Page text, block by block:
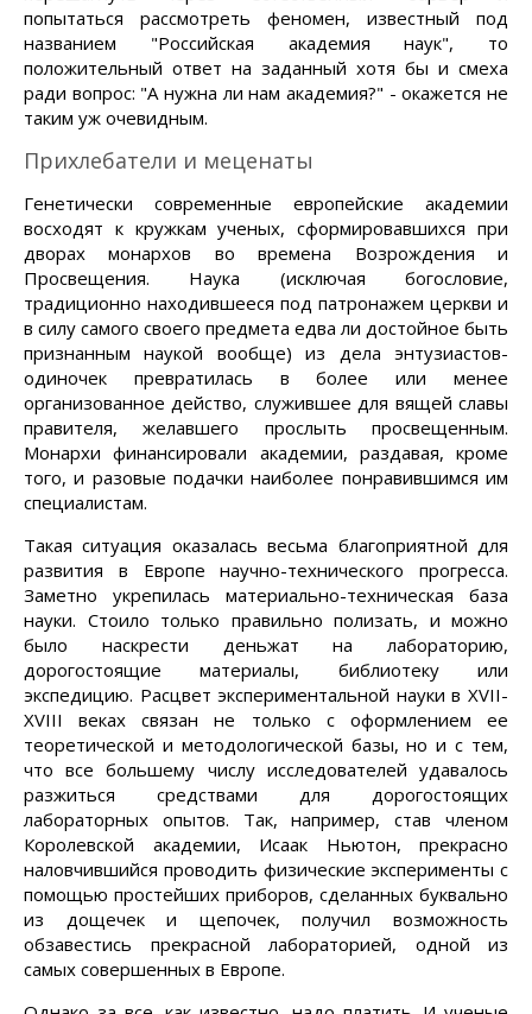
попытаться рассмотреть феномен, известный под
названием "Российская академия наук", то
положительный ответ на заданный хотя бы и смеха
ради вопрос: "А нужна ли нам академия?" - окажется не
таким уж очевидным.
Прихлебатели и меценаты
Генетически современные европейские академии
восходят к кружкам ученых, сформировавшихся при
дворах монархов во времена Возрождения и
Просвещения. Наука (исключая богословие,
традиционно находившееся под патронажем церкви и
в силу самого своего предмета едва ли достойное быть
признанным наукой вообще) из дела энтузиастов-
одиночек превратилась в более или менее
организованное действо, служившее для вящей славы
правителя, желавшего прослыть просвещенным.
Монархи финансировали академии, раздавая, кроме
того, и разовые подачки наиболее понравившимся им
специалистам.
Такая ситуация оказалась весьма благоприятной для
развития в Европе научно-технического прогресса.
Заметно укрепилась материально-техническая база
науки. Стоило только правильно полизать, и можно
было наскрести деньжат на лабораторию,
дорогостоящие материалы, библиотеку или
экспедицию. Расцвет экспериментальной науки в XVII-
XVIII веках связан не только с оформлением ее
теоретической и методологической базы, но и с тем,
что все большему числу исследователей удавалось
разжиться средствами для дорогостоящих
лабораторных опытов. Так, например, став членом
Королевской академии, Исаак Ньютон, прекрасно
наловчившийся проводить физические эксперименты с
помощью простейших приборов, сделанных буквально
из дощечек и щепочек, получил возможность
обзавестись прекрасной лабораторией, одной из
самых совершенных в Европе.